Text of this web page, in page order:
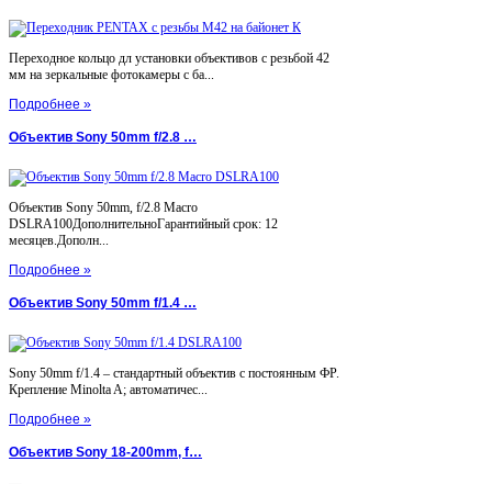
Переходное кольцо дл установки объективов с резьбой 42
мм на зеркальные фотокамеры с ба...
Подробнее »
Объектив Sony 50mm f/2.8 …
Объектив Sony 50mm, f/2.8 Macro
DSLRA100ДополнительноГарантийный срок: 12
месяцев.Дополн...
Подробнее »
Объектив Sony 50mm f/1.4 …
Sony 50mm f/1.4 – стандартный объектив с постоянным ФР.
Крепление Minolta A; автоматичес...
Подробнее »
Объектив Sony 18-200mm, f…